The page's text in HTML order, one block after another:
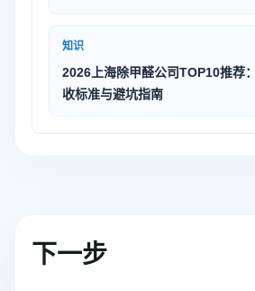
知识
2026上海除甲醛公司TOP10推荐
收标准与避坑指南
下一步